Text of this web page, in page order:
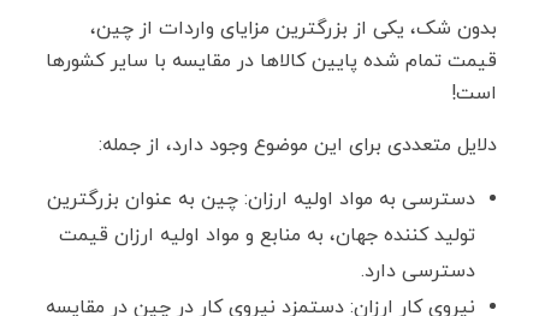
بدون شک، یکی از بزرگترین مزایای واردات از چین،
قیمت تمام شده پایین کالاها در مقایسه با سایر کشورها
است!
دلایل متعددی برای این موضوع وجود دارد، از جمله:
دسترسی به مواد اولیه ارزان: چین به عنوان بزرگترین
تولید کننده جهان، به منابع و مواد اولیه ارزان قیمت
دسترسی دارد.
نیروی کار ارزان: دستمزد نیروی کار در چین در مقایسه